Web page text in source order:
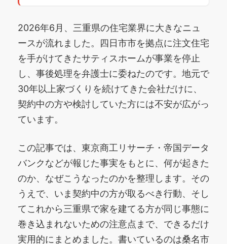
2026年6月、三重県の住宅業界に大きなニュ
ースが流れました。四日市市を拠点に注文住宅
を手がけてきたサティスホームが事業を停止
し、事後処理を弁護士に委ねたのです。地元で
30年以上家づくりを続けてきた会社だけに、
契約中の方や検討していた方には不安が広がっ
ています。
この記事では、東京商工リサーチ・帝国データ
バンクなどが報じた事実をもとに、何が起きた
のか、なぜこうなったのかを整理します。その
うえで、いま契約中の方が取るべき行動、そし
てこれから三重県で家を建てる方が同じ事態に
巻き込まれないための注意点まで、できるだけ
実用的にまとめました。書いているのは桑名市